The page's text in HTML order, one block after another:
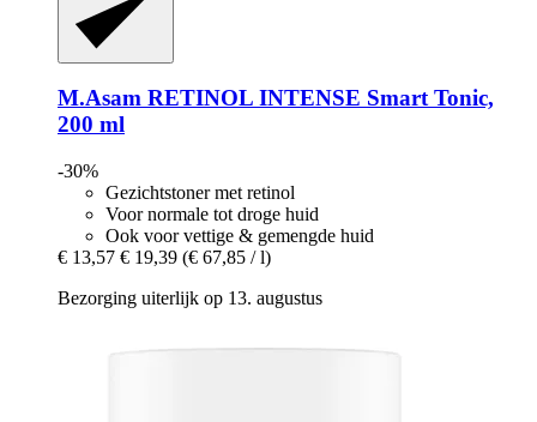
M.Asam RETINOL INTENSE Smart Tonic,
200 ml
-30%
Gezichtstoner met retinol
Voor normale tot droge huid
Ook voor vettige & gemengde huid
€ 13,57 € 19,39 (€ 67,85 / l)
Bezorging uiterlijk op 13. augustus